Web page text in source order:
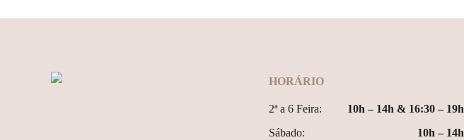
HORÁRIO
2ª a 6 Feira:
10h – 14h & 16:30 – 19h
Sábado:
10h – 14h